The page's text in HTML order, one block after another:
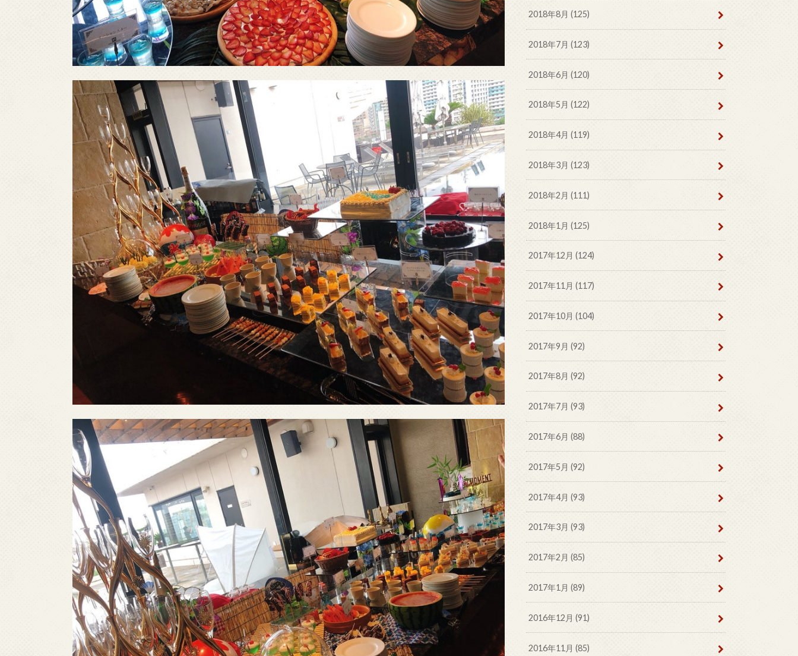
2018年8月 (125)
2018年7月 (123)
2018年6月 (120)
2018年5月 (122)
2018年4月 (119)
2018年3月 (123)
2018年2月 (111)
2018年1月 (125)
2017年12月 (124)
2017年11月 (117)
2017年10月 (104)
2017年9月 (92)
2017年8月 (92)
2017年7月 (93)
2017年6月 (88)
2017年5月 (92)
2017年4月 (93)
2017年3月 (93)
2017年2月 (85)
2017年1月 (89)
2016年12月 (91)
2016年11月 (85)